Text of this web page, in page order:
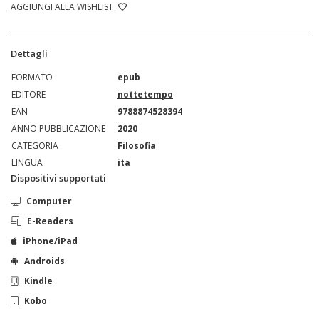
AGGIUNGI ALLA WISHLIST
Dettagli
FORMATO
epub
EDITORE
nottetempo
EAN
9788874528394
ANNO PUBBLICAZIONE
2020
CATEGORIA
Filosofia
LINGUA
ita
Dispositivi supportati
Computer
E-Readers
iPhone/iPad
Androids
Kindle
Kobo